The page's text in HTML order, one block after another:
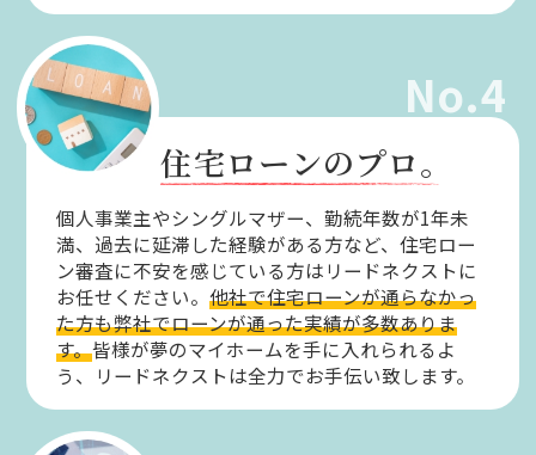
No.4
住宅ローンのプロ。
個人事業主やシングルマザー、勤続年数が1年未
満、過去に延滞した経験がある方など、住宅ロー
ン審査に不安を感じている方はリードネクストに
お任せください。他社で住宅ローンが通らなかっ
た方も弊社でローンが通った実績が多数ありま
す。皆様が夢のマイホームを手に入れられるよ
う、リードネクストは全力でお手伝い致します。